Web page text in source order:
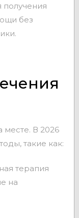
без
месте. В 2026
такие как:
терапия
на